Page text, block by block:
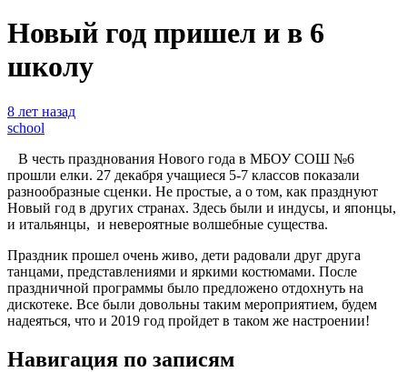
Новый год пришел и в 6
школу
8 лет назад
school
В честь празднования Нового года в МБОУ СОШ №6
прошли елки. 27 декабря учащиеся 5-7 классов показали
разнообразные сценки. Не простые, а о том, как празднуют
Новый год в других странах. Здесь были и индусы, и японцы,
и итальянцы, и невероятные волшебные существа.
Праздник прошел очень живо, дети радовали друг друга
танцами, представлениями и яркими костюмами. После
праздничной программы было предложено отдохнуть на
дискотеке. Все были довольны таким мероприятием, будем
надеяться, что и 2019 год пройдет в таком же настроении!
Навигация по записям